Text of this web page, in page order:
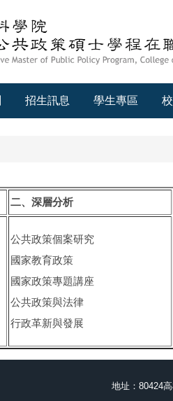
招生訊息 學生專區
二、深層分析
公共政策個案研究
國家教育政策
國家政策專題講座
公共政策與法律
行政革新與發展
地址：80424